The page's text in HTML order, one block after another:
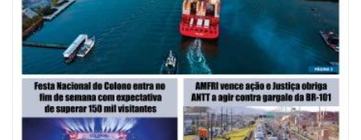
09/08/2026 | 07:00
Mostra Literária ocorrerá no Teatro Bruno Nitz dia 15 de agosto